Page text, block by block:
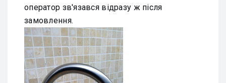
оператор зв'язався відразу ж після
замовлення.